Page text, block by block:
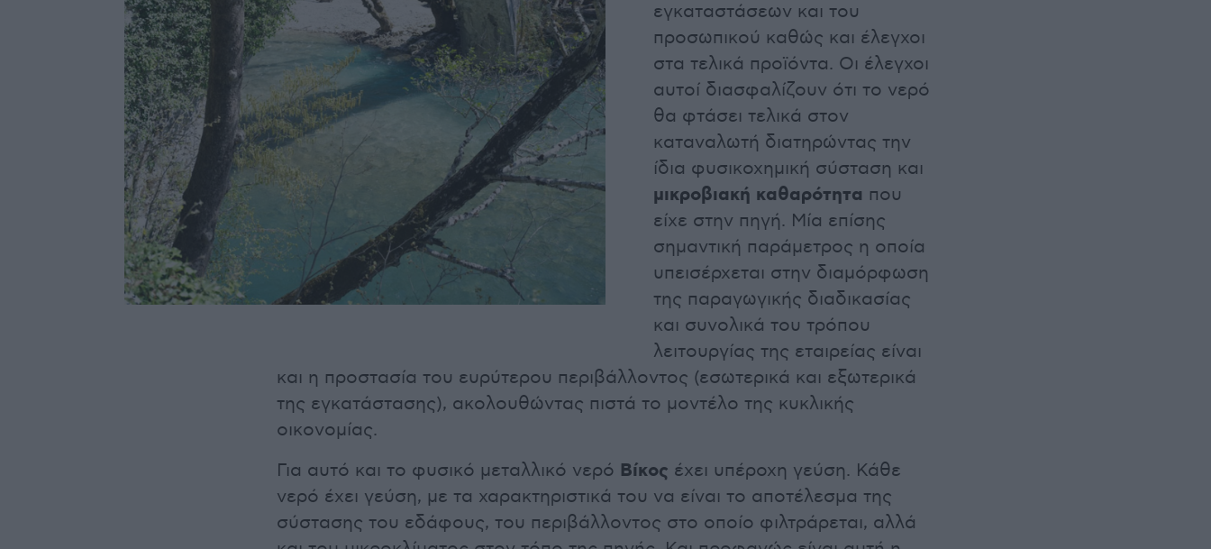
εγκαταστάσεων και του
προσωπικού καθώς και έλεγχοι
στα τελικά προϊόντα. Οι έλεγχοι
αυτοί διασφαλίζουν ότι το νερό
θα φτάσει τελικά στον
καταναλωτή διατηρώντας την
ίδια φυσικοχημική σύσταση και
μικροβιακή καθαρότητα που
είχε στην πηγή. Μία επίσης
σημαντική παράμετρος η οποία
υπεισέρχεται στην διαμόρφωση
της παραγωγικής διαδικασίας
και συνολικά του τρόπου
λειτουργίας της εταιρείας είναι
και η προστασία του ευρύτερου περιβάλλοντος (εσωτερικά και εξωτερικά
της εγκατάστασης), ακολουθώντας πιστά το μοντέλο της κυκλικής
οικονομίας.
Για αυτό και το φυσικό μεταλλικό νερό Βίκος έχει υπέροχη γεύση. Κάθε
νερό έχει γεύση, με τα χαρακτηριστικά του να είναι το αποτέλεσμα της
σύστασης του εδάφους, του περιβάλλοντος στο οποίο φιλτράρεται, αλλά